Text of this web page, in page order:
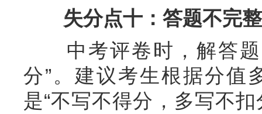
失分点十：答题不完整
中考评卷时，解答题
分”。建议考生根据分值
是“不写不得分，多写不